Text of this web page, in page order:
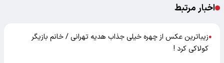
اخبار مرتبط
●زیباترین عکس از چهره خیلی جذاب هدیه تهرانی / خانم بازیگر
کولاکی کرد !